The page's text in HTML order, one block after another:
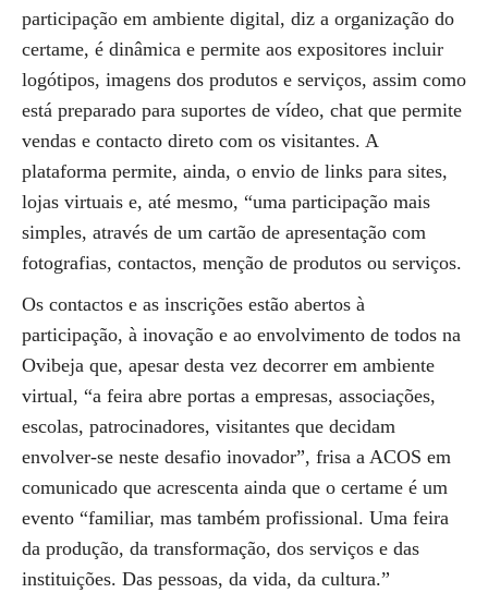
participação em ambiente digital, diz a organização do
certame, é dinâmica e permite aos expositores incluir
logótipos, imagens dos produtos e serviços, assim como
está preparado para suportes de vídeo, chat que permite
vendas e contacto direto com os visitantes. A
plataforma permite, ainda, o envio de links para sites,
lojas virtuais e, até mesmo, “uma participação mais
simples, através de um cartão de apresentação com
fotografias, contactos, menção de produtos ou serviços.
Os contactos e as inscrições estão abertos à
participação, à inovação e ao envolvimento de todos na
Ovibeja que, apesar desta vez decorrer em ambiente
virtual, “a feira abre portas a empresas, associações,
escolas, patrocinadores, visitantes que decidam
envolver-se neste desafio inovador”, frisa a ACOS em
comunicado que acrescenta ainda que o certame é um
evento “familiar, mas também profissional. Uma feira
da produção, da transformação, dos serviços e das
instituições. Das pessoas, da vida, da cultura.”